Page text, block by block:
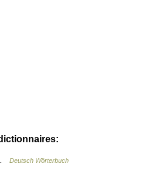
Deutsch Wörterbuch